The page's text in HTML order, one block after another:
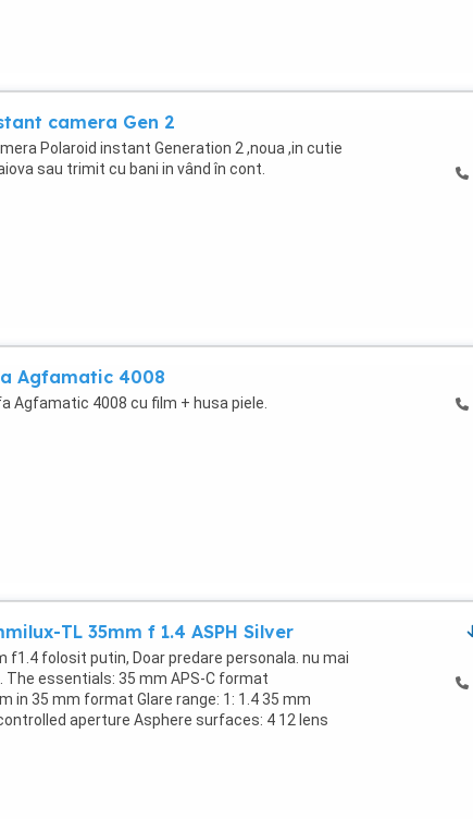
camera Gen 2
Polaroid instant Generation 2 ,noua ,in cutie
sau trimit cu bani in vând în cont.
Agfamatic 4008
Agfamatic 4008 cu film + husa piele.
TL 35mm f 1.4 ASPH Silver
f1.4 folosit putin, Doar predare personala. nu mai
The essentials: 35 mm APS-C format
in 35 mm format Glare range: 1: 1.4 35 mm
aperture Asphere surfaces: 4 12 lens
thread for ...